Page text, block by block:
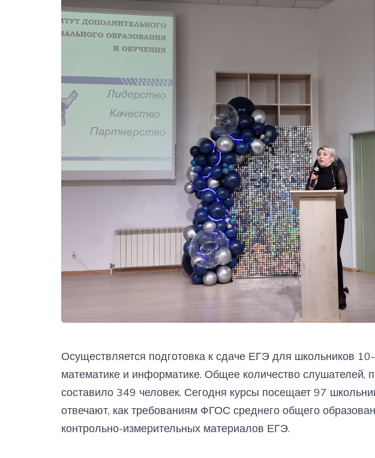
Осуществляется подготовка к сдаче ЕГЭ для школьников
математике и информатике. Общее количество слушателей,
составило 349 человек. Сегодня курсы посещает 97
отвечают, как требованиям ФГОС среднего общего
контрольно-измерительных материалов ЕГЭ.